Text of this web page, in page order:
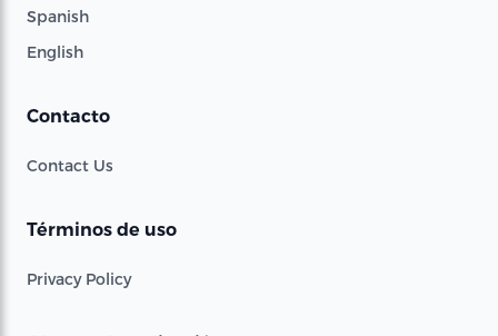
Spanish
English
Contacto
Contact Us
Términos de uso
Privacy Policy